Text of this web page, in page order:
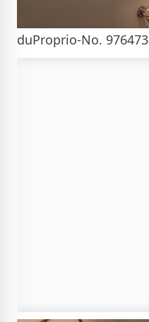
duProprio-No. 976473